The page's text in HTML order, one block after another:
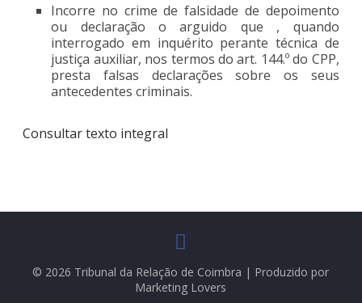
Incorre no crime de falsidade de depoimento
ou declaração o arguido que , quando
interrogado em inquérito perante técnica de
justiça auxiliar, nos termos do art. 144.º do CPP,
presta falsas declarações sobre os seus
antecedentes criminais.
Consultar texto integral
© 2026 Tribunal da Relação de Coimbra | Produzido por
Marketing Lovers